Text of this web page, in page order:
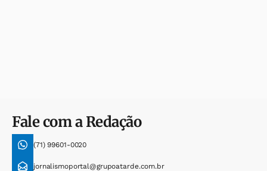
Fale com a Redação
(71) 99601-0020
jornalismoportal@grupoatarde.com.br